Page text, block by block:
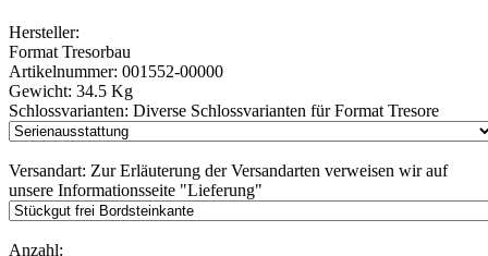
Hersteller:
Format Tresorbau
Artikelnummer: 001552-00000
Gewicht: 34.5 Kg
Schlossvarianten: Diverse Schlossvarianten für Format Tresore
Versandart: Zur Erläuterung der Versandarten verweisen wir auf
unsere Informationsseite "Lieferung"
Anzahl: